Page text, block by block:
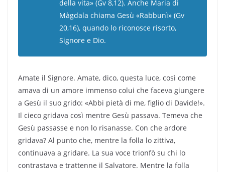
della vita» (Gv 8,12). Anche Maria di
Màgdala chiama Gesù «Rabbunì» (Gv
20,16), quando lo riconosce risorto,
Signore e Dio.
Amate il Signore. Amate, dico, questa luce, così come
amava di un amore immenso colui che faceva giungere
a Gesù il suo grido: «Abbi pietà di me, figlio di Davide!».
Il cieco gridava così mentre Gesù passava. Temeva che
Gesù passasse e non lo risanasse. Con che ardore
gridava? Al punto che, mentre la folla lo zittiva,
continuava a gridare. La sua voce trionfò su chi lo
contrastava e trattenne il Salvatore. Mentre la folla